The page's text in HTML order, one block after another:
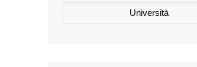
Università